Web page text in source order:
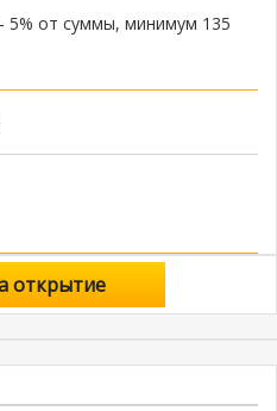
5% от суммы, минимум 135
открытие